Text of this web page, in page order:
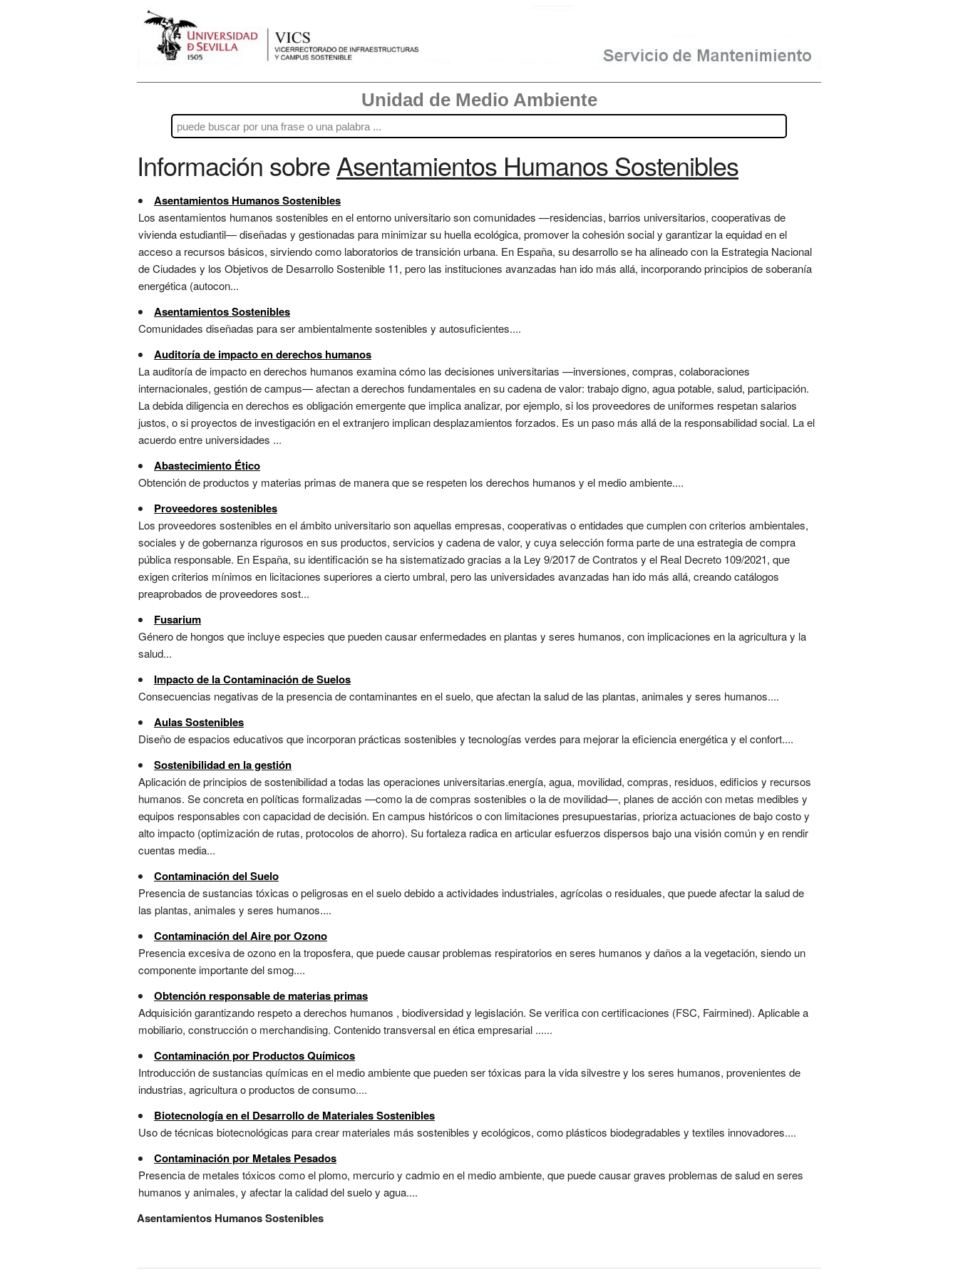
Unidad de Medio Ambiente
Información sobreAsentamientos Humanos Sostenibles
Asentamientos Humanos Sostenibles
Los asentamientos humanos sostenibles en el entorno universitario son comunidades —residencias, barrios universitarios, cooperativas de
vivienda estudiantil— diseñadas y gestionadas para minimizar su huella ecológica, promover la cohesión social y garantizar la equidad en el
acceso a recursos básicos, sirviendo como laboratorios de transición urbana. En España, su desarrollo se ha alineado con la Estrategia Nacional
de Ciudades y los Objetivos de Desarrollo Sostenible 11, pero las instituciones avanzadas han ido más allá, incorporando principios de soberanía
energética (autocon...
Asentamientos Sostenibles
Comunidades diseñadas para ser ambientalmente sostenibles y autosuficientes....
Auditoría de impacto en derechos humanos
La auditoría de impacto en derechos humanos examina cómo las decisiones universitarias —inversiones, compras, colaboraciones
internacionales, gestión de campus— afectan a derechos fundamentales en su cadena de valor: trabajo digno, agua potable, salud, participación.
La debida diligencia en derechos es obligación emergente que implica analizar, por ejemplo, si los proveedores de uniformes respetan salarios
justos, o si proyectos de investigación en el extranjero implican desplazamientos forzados. Es un paso más allá de la responsabilidad social. La el
acuerdo entre universidades ...
Abastecimiento Ético
Obtención de productos y materias primas de manera que se respeten los derechos humanos y el medio ambiente....
Proveedores sostenibles
Los proveedores sostenibles en el ámbito universitario son aquellas empresas, cooperativas o entidades que cumplen con criterios ambientales,
sociales y de gobernanza rigurosos en sus productos, servicios y cadena de valor, y cuya selección forma parte de una estrategia de compra
pública responsable. En España, su identificación se ha sistematizado gracias a la Ley 9/2017 de Contratos y el Real Decreto 109/2021, que
exigen criterios mínimos en licitaciones superiores a cierto umbral, pero las universidades avanzadas han ido más allá, creando catálogos
preaprobados de proveedores sost...
Fusarium
Género de hongos que incluye especies que pueden causar enfermedades en plantas y seres humanos, con implicaciones en la agricultura y la
salud...
Impacto de la Contaminación de Suelos
Consecuencias negativas de la presencia de contaminantes en el suelo, que afectan la salud de las plantas, animales y seres humanos....
Aulas Sostenibles
Diseño de espacios educativos que incorporan prácticas sostenibles y tecnologías verdes para mejorar la eficiencia energética y el confort....
Sostenibilidad en la gestión
Aplicación de principios de sostenibilidad a todas las operaciones universitarias.energía, agua, movilidad, compras, residuos, edificios y recursos
humanos. Se concreta en políticas formalizadas —como la de compras sostenibles o la de movilidad—, planes de acción con metas medibles y
equipos responsables con capacidad de decisión. En campus históricos o con limitaciones presupuestarias, prioriza actuaciones de bajo costo y
alto impacto (optimización de rutas, protocolos de ahorro). Su fortaleza radica en articular esfuerzos dispersos bajo una visión común y en rendir
cuentas media...
Contaminación del Suelo
Presencia de sustancias tóxicas o peligrosas en el suelo debido a actividades industriales, agrícolas o residuales, que puede afectar la salud de
las plantas, animales y seres humanos....
Contaminación del Aire por Ozono
Presencia excesiva de ozono en la troposfera, que puede causar problemas respiratorios en seres humanos y daños a la vegetación, siendo un
componente importante del smog....
Obtención responsable de materias primas
Adquisición garantizando respeto a derechos humanos , biodiversidad y legislación. Se verifica con certificaciones (FSC, Fairmined). Aplicable a
mobiliario, construcción o merchandising. Contenido transversal en ética empresarial ......
Contaminación por Productos Químicos
Introducción de sustancias químicas en el medio ambiente que pueden ser tóxicas para la vida silvestre y los seres humanos, provenientes de
industrias, agricultura o productos de consumo....
Biotecnología en el Desarrollo de Materiales Sostenibles
Uso de técnicas biotecnológicas para crear materiales más sostenibles y ecológicos, como plásticos biodegradables y textiles innovadores....
Contaminación por Metales Pesados
Presencia de metales tóxicos como el plomo, mercurio y cadmio en el medio ambiente, que puede causar graves problemas de salud en seres
humanos y animales, y afectar la calidad del suelo y agua....
Asentamientos Humanos Sostenibles